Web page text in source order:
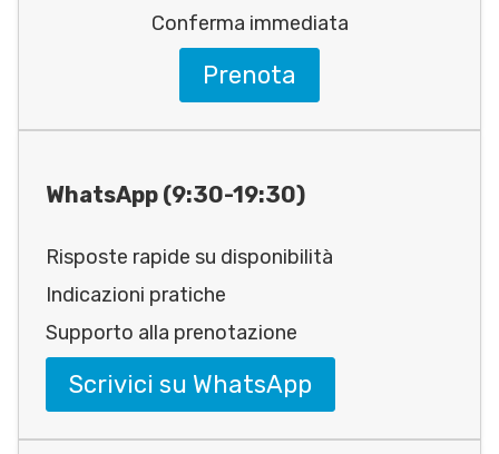
Conferma immediata
Prenota
WhatsApp (9:30-19:30)
Risposte rapide su disponibilità
Indicazioni pratiche
Supporto alla prenotazione
Scrivici su WhatsApp